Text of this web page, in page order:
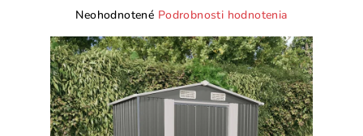
Priemerné
produktu
je
0,0
z
5
hviezdičiek.
Neohodnotené Podrobnosti hodnotenia